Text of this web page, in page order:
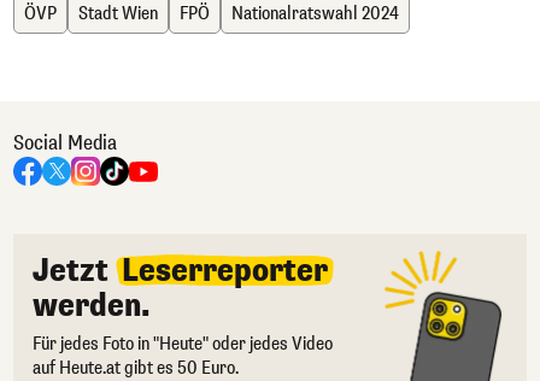
ÖVP Stadt Wien FPÖ Nationalratswahl 2024
Social Media
Jetzt Leserreporter
werden.
Für jedes Foto in "Heute" oder jedes Video
auf Heute.at gibt es 50 Euro.